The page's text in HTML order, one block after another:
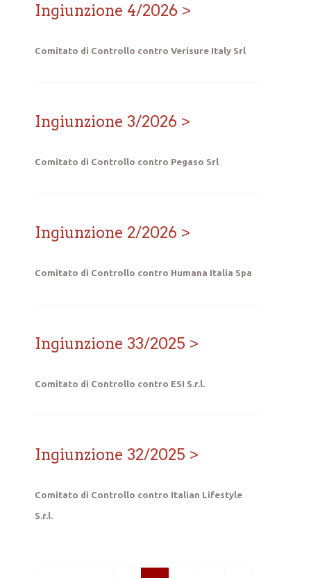
Ingiunzione 4/2026
Comitato di Controllo contro Verisure Italy Srl
Ingiunzione 3/2026
Comitato di Controllo contro Pegaso Srl
Ingiunzione 2/2026
Comitato di Controllo contro Humana Italia Spa
Ingiunzione 33/2025
Comitato di Controllo contro ESI S.r.l.
Ingiunzione 32/2025
Comitato di Controllo contro Italian Lifestyle
S.r.l.